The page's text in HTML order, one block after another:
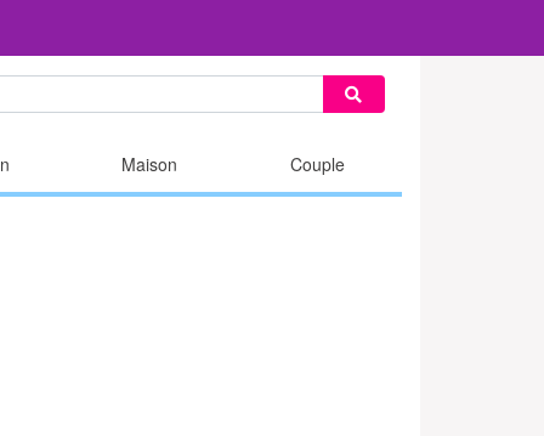
Maison Couple